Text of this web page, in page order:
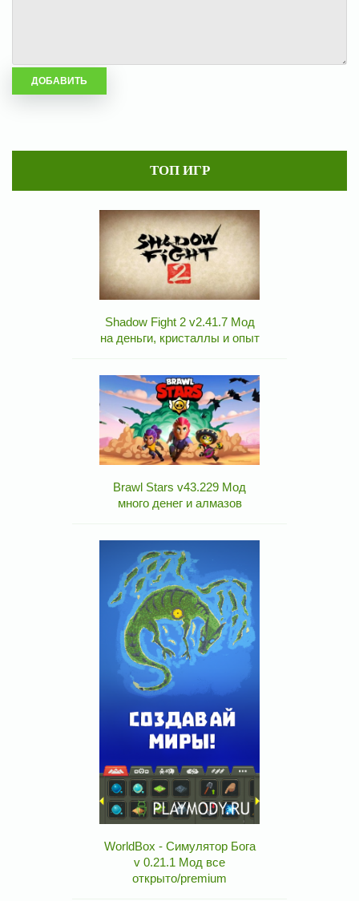
ТОП ИГР
Shadow Fight 2 v2.41.7 Мод
на деньги, кристаллы и опыт
Brawl Stars v43.229 Мод
много денег и алмазов
WorldBox - Симулятор Бога
v 0.21.1 Мод все
открыто/premium